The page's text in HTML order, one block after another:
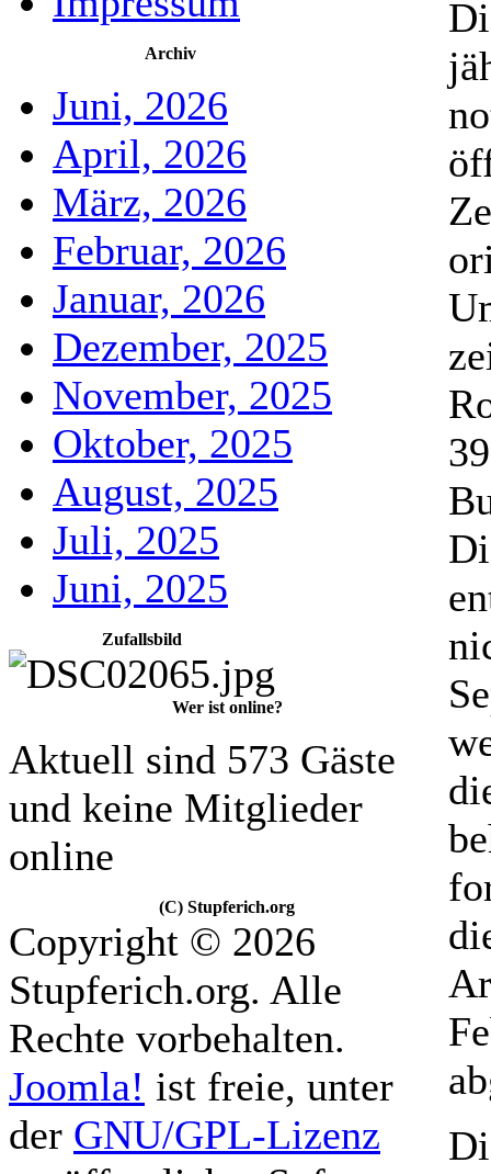
Archiv
Juni, 2026
April, 2026
März, 2026
Februar, 2026
Januar, 2026
Dezember, 2025
November, 2025
Oktober, 2025
August, 2025
Juli, 2025
Juni, 2025
Zufallsbild
Wer ist online?
Aktuell sind 573 Gäste
und keine Mitglieder
online
(C) Stupferich.org
Copyright © 2026
Stupferich.org. Alle
Rechte vorbehalten.
Joomla! ist freie, unter
der GNU/GPL-Lizenz